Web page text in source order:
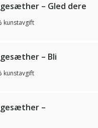
– Gled dere
kunstavgift
– Bli
kunstavgift
–